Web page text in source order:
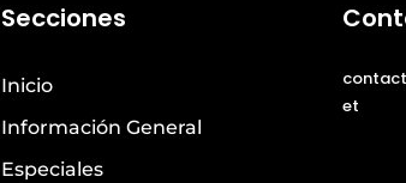
Secciones
Inicio
Información General
Especiales
et